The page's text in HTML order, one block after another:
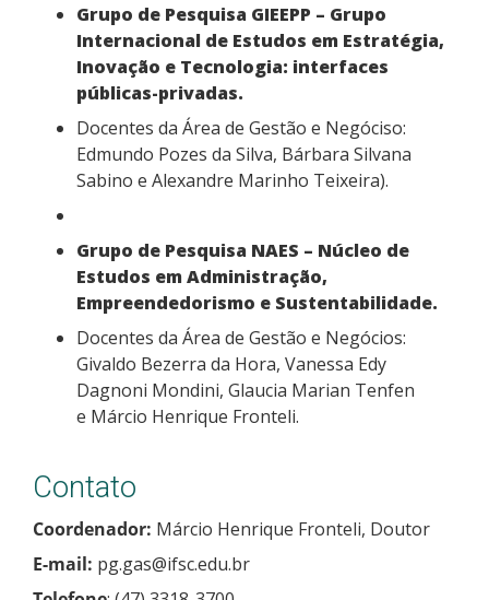
Grupo de Pesquisa GIEEPP – Grupo
Internacional de Estudos em Estratégia,
Inovação e Tecnologia: interfaces
públicas-privadas.
Docentes da Área de Gestão e Negóciso:
Edmundo Pozes da Silva, Bárbara Silvana
Sabino e Alexandre Marinho Teixeira).
Grupo de Pesquisa NAES – Núcleo de
Estudos em Administração,
Empreendedorismo e Sustentabilidade.
Docentes da Área de Gestão e Negócios:
Givaldo Bezerra da Hora, Vanessa Edy
Dagnoni Mondini, Glaucia Marian Tenfen
e Márcio Henrique Fronteli.
Contato
Coordenador: Márcio Henrique Fronteli, Doutor
E-mail: pg.gas@ifsc.edu.br